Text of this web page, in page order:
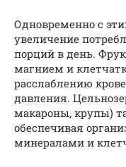
Одновременно с
увеличение
порций в день.
магнием и
расслаблению
давления.
макароны, крупы)
обеспечивая
минералами и